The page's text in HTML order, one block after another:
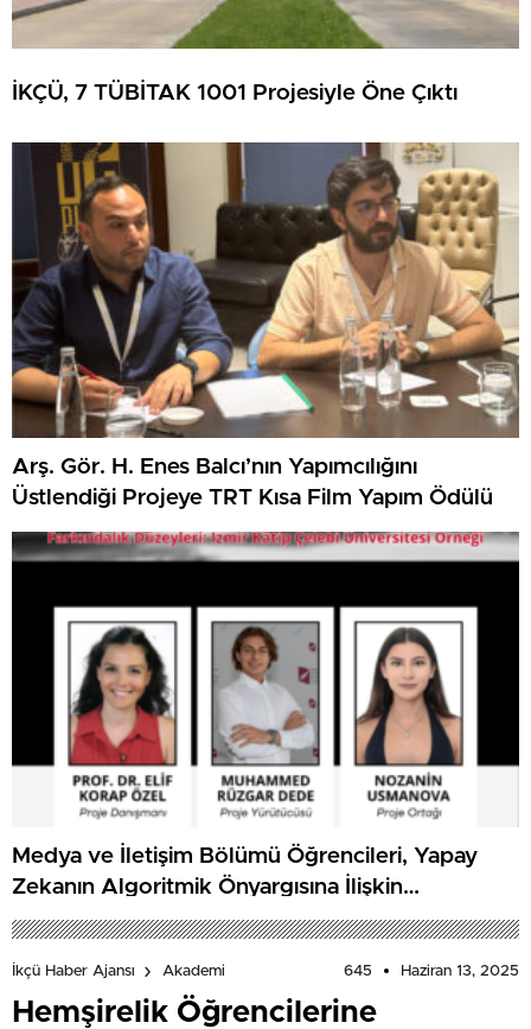
İKÇÜ, 7 TÜBİTAK 1001 Projesiyle Öne Çıktı
Arş. Gör. H. Enes Balcı’nın Yapımcılığını
Üstlendiği Projeye TRT Kısa Film Yapım Ödülü
Medya ve İletişim Bölümü Öğrencileri, Yapay
Zekanın Algoritmik Önyargısına İlişkin
Farkındalık Düzeylerini Araştıracak
İkçü Haber Ajansı Akademi 645 Haziran 13, 2025
Hemşirelik Öğrencilerine